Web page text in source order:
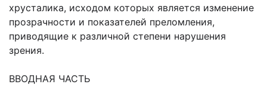
хрусталика, исходом которых является изменение
прозрачности и показателей преломления,
приводящие к различной степени нарушения
зрения.
ВВОДНАЯ ЧАСТЬ